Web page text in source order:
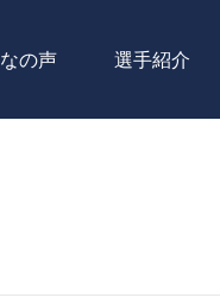
の声 選手紹介